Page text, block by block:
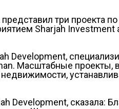
три проекта по
Sharjah Investment
Development,
Масштабные
Development, сказала: